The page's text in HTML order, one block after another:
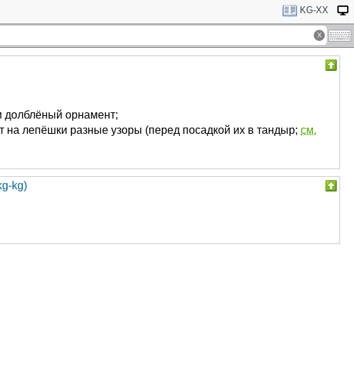
KG-XX
долблёный орнамент;
на лепёшки разные узоры (перед посадкой их в тандыр; см.
kg)